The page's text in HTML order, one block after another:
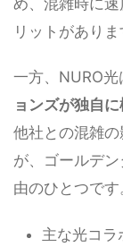
リットがありま
一方、NURO光
ョンズが独自
他社との混雑
が、ゴールデ
由のひとつです
主な光コラ